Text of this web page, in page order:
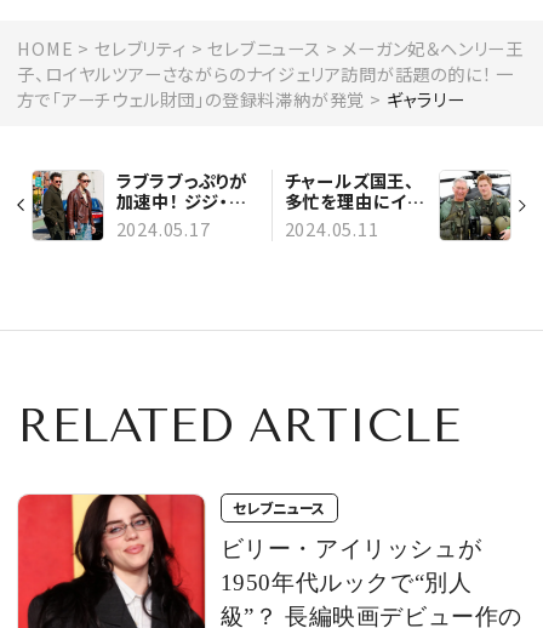
HOME セレブリティ セレブニュース
メーガン妃＆ヘンリー王
子、ロイヤルツアーさながらのナイジェリア訪問が話題の的に！ 一
方で「アーチウェル財団」の登録料滞納が発覚
ギャラリー
ラブラブっぷりが
加速中！ ジジ・ハ
ディッドとブラッド
リー・クーパー、テ
2024.05.17
チャールズ国王、
多忙を理由にイギ
リス滞在中のヘン
リー王子と面会せ
大佐に就任するこ
2024.05.11
RELATED ARTICLE
セレブニュース
ビリー・アイリッシュが
1950年代ルックで“別人
級”？ 長編映画デビュー作の